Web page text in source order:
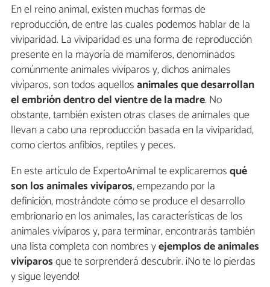
En el reino animal, existen muchas formas de
reproducción, de entre las cuales podemos hablar de la
viviparidad. La viviparidad es una forma de reproducción
presente en la mayoría de mamíferos, denominados
comúnmente animales vivíparos y, dichos animales
vivíparos, son todos aquellosanimales que desarrollan
el embrión dentro del vientre de la madre. No
obstante, también existen otras clases de animales que
llevan a cabo una reproducción basada en la viviparidad,
como ciertos anfibios, reptiles y peces.
En este artículo de ExpertoAnimal te explicaremosqué
son los animales vivíparos, empezando por la
definición, mostrándote cómo se produce el desarrollo
embrionario en los animales, las características de los
animales vivíparos y, para terminar, encontrarás también
una lista completa con nombres yejemplos de animales
vivíparosque te sorprenderá descubrir. ¡No te lo pierdas
y sigue leyendo!